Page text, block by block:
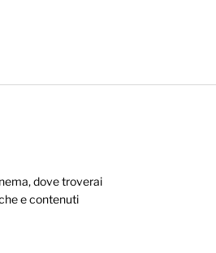
dove troverai
e contenuti